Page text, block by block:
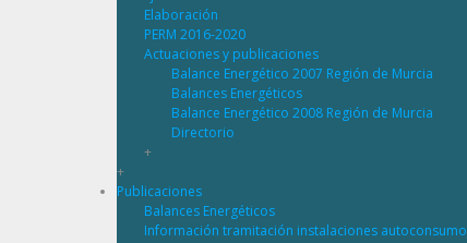
Elaboración
PERM 2016-2020
Actuaciones y publicaciones
Balance Energético 2007 Región de Murcia
Balances Energéticos
Balance Energético 2008 Región de Murcia
Directorio
+
+
Publicaciones
Balances Energéticos
Información tramitación instalaciones autoconsumo